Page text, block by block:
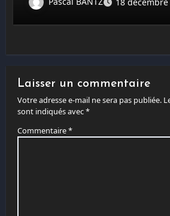
18 décembre
Laisser un commentaire
Votre adresse e-mail ne sera pas publiée.
sont indiqués avec*
Commentaire*